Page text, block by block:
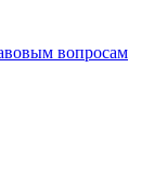
вопросам